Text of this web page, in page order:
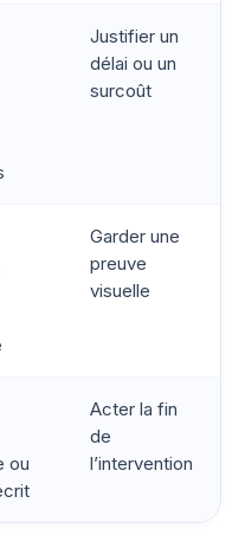
Justifier un
délai ou un
surcoût
Garder une
preuve
visuelle
ou
Acter la fin
de
l’intervention